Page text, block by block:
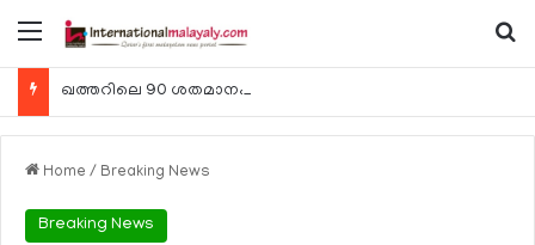
Menu
Home / Breaking News
Breaking News